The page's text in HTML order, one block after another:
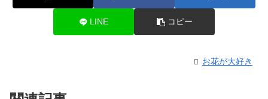
LINE コピー
お花が大好き